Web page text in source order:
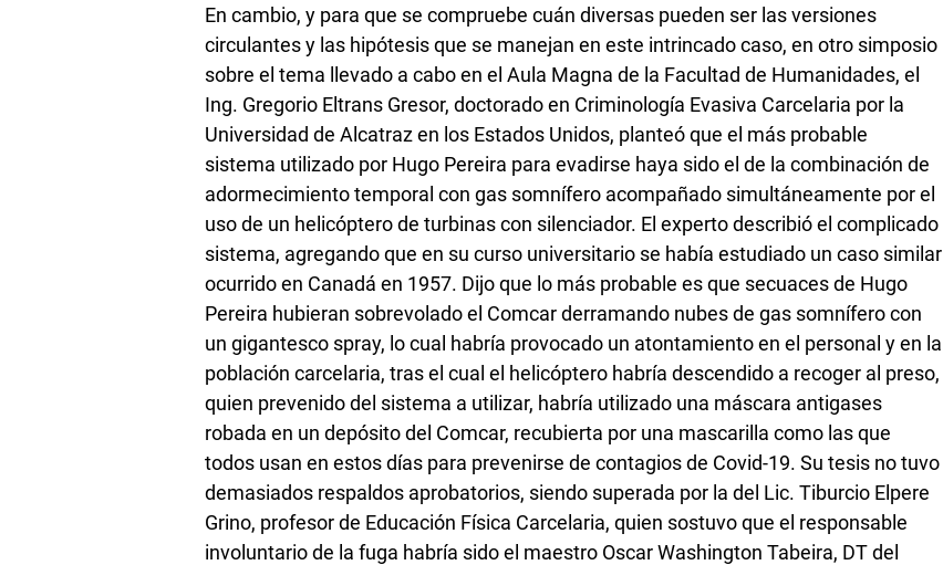
En cambio, y para que se compruebe cuán diversas pueden ser las versiones
circulantes y las hipótesis que se manejan en este intrincado caso, en otro simposio
sobre el tema llevado a cabo en el Aula Magna de la Facultad de Humanidades, el
Ing. Gregorio Eltrans Gresor, doctorado en Criminología Evasiva Carcelaria por la
Universidad de Alcatraz en los Estados Unidos, planteó que el más probable
sistema utilizado por Hugo Pereira para evadirse haya sido el de la combinación de
adormecimiento temporal con gas somnífero acompañado simultáneamente por el
uso de un helicóptero de turbinas con silenciador. El experto describió el complicado
sistema, agregando que en su curso universitario se había estudiado un caso similar
ocurrido en Canadá en 1957. Dijo que lo más probable es que secuaces de Hugo
Pereira hubieran sobrevolado el Comcar derramando nubes de gas somnífero con
un gigantesco spray, lo cual habría provocado un atontamiento en el personal y en la
población carcelaria, tras el cual el helicóptero habría descendido a recoger al preso,
quien prevenido del sistema a utilizar, habría utilizado una máscara antigases
robada en un depósito del Comcar, recubierta por una mascarilla como las que
todos usan en estos días para prevenirse de contagios de Covid-19. Su tesis no tuvo
demasiados respaldos aprobatorios, siendo superada por la del Lic. Tiburcio Elpere
Grino, profesor de Educación Física Carcelaria, quien sostuvo que el responsable
involuntario de la fuga habría sido el maestro Oscar Washington Tabeira, DT del